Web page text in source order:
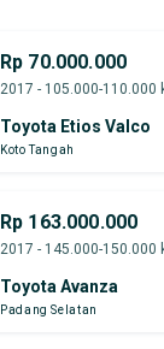
Rp 70.000.000
2017 - 105.000-110.000
Toyota Etios Valco
Koto Tangah
Rp 163.000.000
2017 - 145.000-150.000
Toyota Avanza
Padang Selatan